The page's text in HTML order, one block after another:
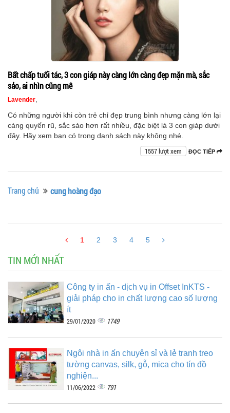
Bất chấp tuổi tác, 3 con giáp này càng lớn càng đẹp mặn mà, sắc
sảo, ai nhìn cũng mê
Lavender,
Có những người khi còn trẻ chỉ đẹp trung bình nhưng càng lớn lại
càng quyến rũ, sắc sảo hơn rất nhiều, đặc biệt là 3 con giáp dưới
đây. Hãy xem bạn có trong danh sách này không nhé.
ĐỌC TIẾP
1557 lượt xem
Trang chủ cung hoàng đạo
1 2 3 4 5
TIN MỚI NHẤT
Công ty in ấn - dịch vụ in Offset InKTS -
giải pháp cho in chất lượng cao số lượng
ít
29/01/2020 1749
Ngôi nhà in ấn chuyên sỉ và lẻ tranh treo
tường canvas, silk, gỗ, mica cho tín đồ
nghiện...
11/06/2022 791